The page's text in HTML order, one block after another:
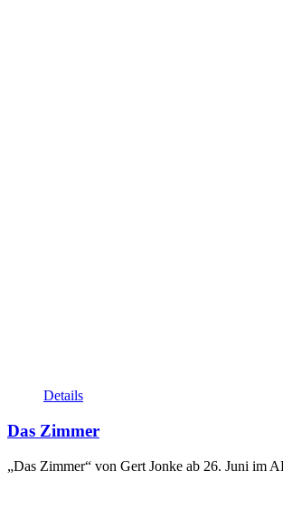
Details
Das Zimmer
„Das Zimmer“ von Gert Jonke ab 26. Juni im